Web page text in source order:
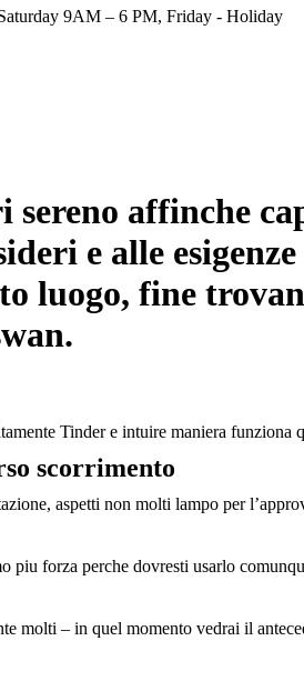
9AM – 6 PM, Friday - Holiday
affinche
e alle
luogo, fine
Tinder e intuire maniera funziona
scorrimento
aspetti non molti lampo per
piu forza perche dovresti usarlo
molti – in quel momento vedrai il